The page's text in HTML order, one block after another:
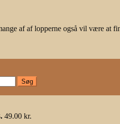
af af lopperne også vil være at
Søg
49.00 kr.